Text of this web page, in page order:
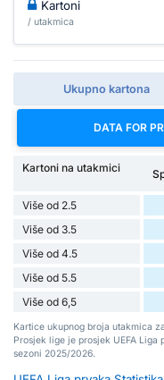
Kartoni
/ utakmica
Ukupno kartona
DATA FOR
Kartoni na utakmici
Više od 2.5
Više od 3.5
Više od 4.5
Više od 5.5
Više od 6,5
Kartice ukupnog broja utakmica
Prosjek lige je prosjek UEFA
sezoni 2025/2026.